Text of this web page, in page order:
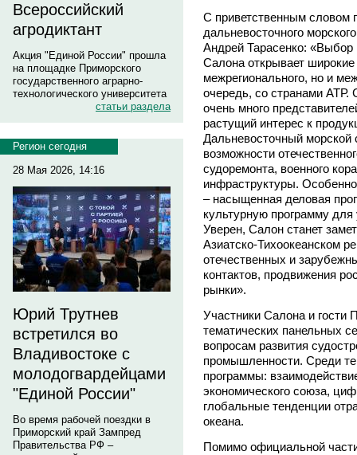
Всероссийский
агродиктант
Акция "Единой России" прошла
на площадке Приморского
государственного аграрно-
технологического университета
статьи раздела
Регион сегодня
28 Мая 2026, 14:16
Юрий Трутнев
встретился во
Владивостоке с
молодогвардейцами
"Единой России"
Во время рабочей поездки в
Приморский край Зампред
Правительства РФ –
С приветственным словом
дальневосточного
Андрей Тарасенко: «Выбор
Салона открывает
межрегионального, но и
очередь, со странами АТР.
очень много
растущий интерес к
Дальневосточный морской
возможности
судоремонта, военного
инфраструктуры.
– насыщенная деловая
культурную программу для
Уверен, Салон станет
Азиатско-Тихоокеанском
отечественных и
контактов, продвижения
рынки».
Участники Салона и гости
тематических панельных
вопросам развития
промышленности. Среди
программы:
экономического союза,
глобальные тенденции
океана.
Помимо официальной